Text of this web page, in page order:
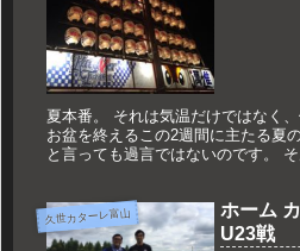
夏本番。 それは気温だけではなく
お盆を終えるこの2週間に主たる夏
と言っても過言ではないのです。
久世カターレ富山
ホーム
U23戦